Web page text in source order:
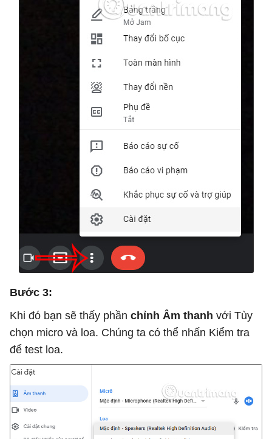
Bước 3:
Khi đó bạn sẽ thấy phần chỉnh Âm thanh với Tùy
chọn micro và loa. Chúng ta có thể nhấn Kiểm tra
để test loa.